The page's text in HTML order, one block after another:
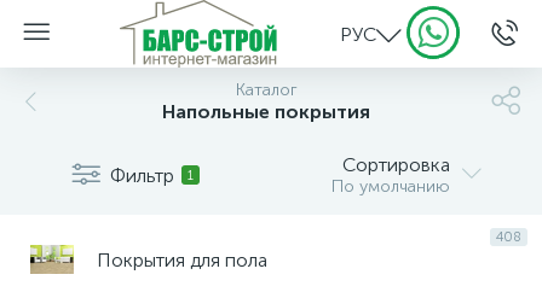
РУС
Каталог
Напольные покрытия
Фильтр 1 Сортировка
По умолчанию
408
Покрытия для пола